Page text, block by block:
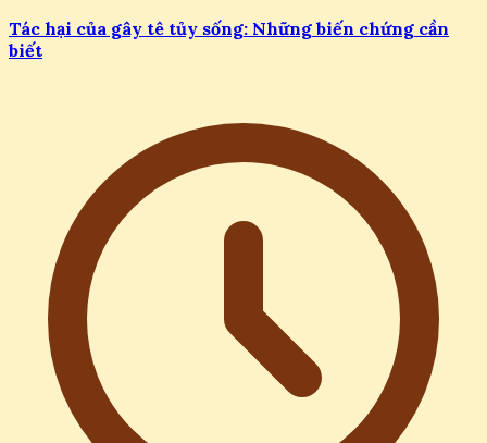
Tác hại của gây tê tủy sống: Những biến chứng cần
biết